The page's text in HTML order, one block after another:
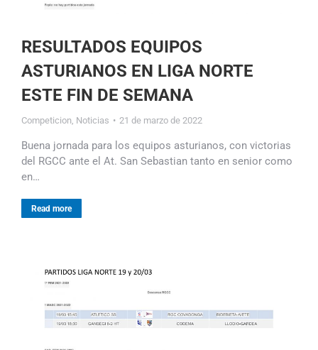
RESULTADOS EQUIPOS
ASTURIANOS EN LIGA NORTE
ESTE FIN DE SEMANA
Competicion Noticias 21 de marzo de 2022
Buena jornada para los equipos asturianos, con victorias
del RGCC ante el At. San Sebastian tanto en senior como
en…
Read more